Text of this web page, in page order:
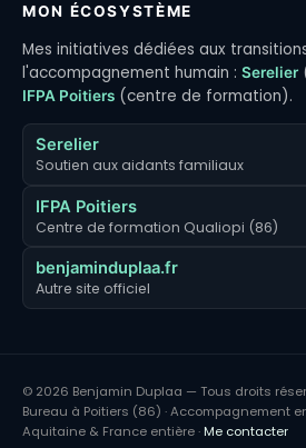
MON ÉCOSYSTÈME
Mes initiatives dédiées aux
l'accompagnement humain : Serelier
IFPA Poitiers (centre de formation).
Serelier
Soutien aux aidants familiaux
IFPA Poitiers
Centre de formation Qualiopi (86)
benjaminduplaa.fr
Autre site officiel
© 2026 Benjamin Duplaa — Tous droits
Bureau à Poitiers (86) · Accompagnement
Aquitaine & France entière ·Me contacter